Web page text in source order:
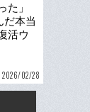
た」
だ本当
活ウ
後初
2026/02/28